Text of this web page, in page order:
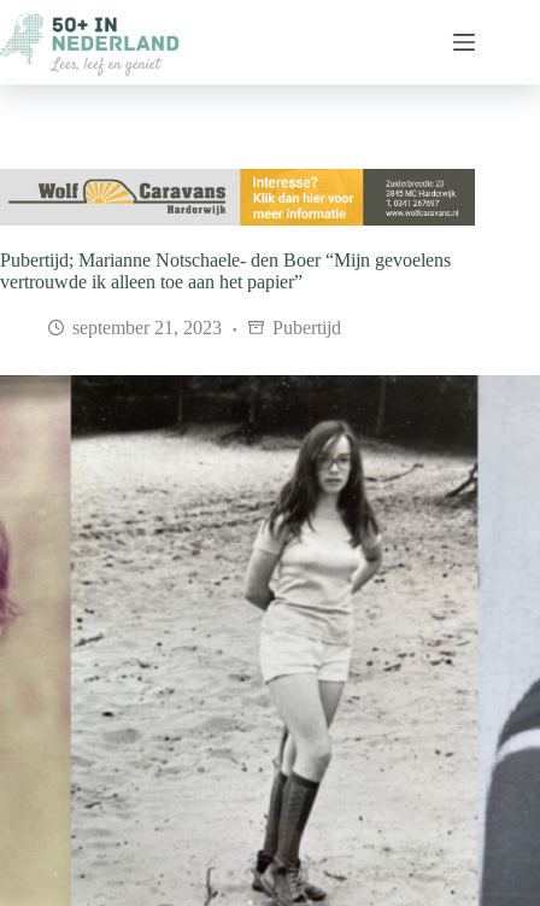
naar
de
inhoud
Pubertijd; Marianne Notschaele- den Boer “Mijn gevoelens
vertrouwde ik alleen toe aan het papier”
september 21, 2023 Pubertijd